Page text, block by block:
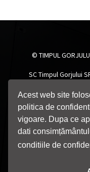
Acest web site
politica de
vigoare. Dupa ce
dati
conditiile de
© TIMPUL
SC Timpul Gorjului
Telefon:
Email: